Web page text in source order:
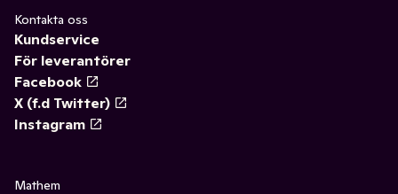
Kontakta oss
Kundservice
För leverantörer
Facebook
X (f.d Twitter)
Instagram
Mathem